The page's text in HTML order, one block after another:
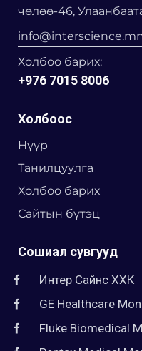
чөлөө-46,
Холбоо барих:
+976 7015 8006
Холбоос
Нүүр
Танилцуулга
Холбоо барих
Сайтын бүтэц
Сошиал сувгууд
Интер Сайнс ХХК
GE Healthcare
Fluke Biomedical